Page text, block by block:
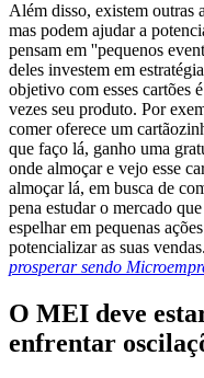
Além disso, existem outras
mas podem ajudar a
pensam em ''pequenos
deles investem em
objetivo com esses cartões
vezes seu produto. Por
comer oferece um
que faço lá, ganho uma
onde almoçar e vejo esse
almoçar lá, em busca de
pena estudar o mercado
espelhar em pequenas
potencializar as suas vendas.
prosperar sendo
O MEI deve
enfrentar